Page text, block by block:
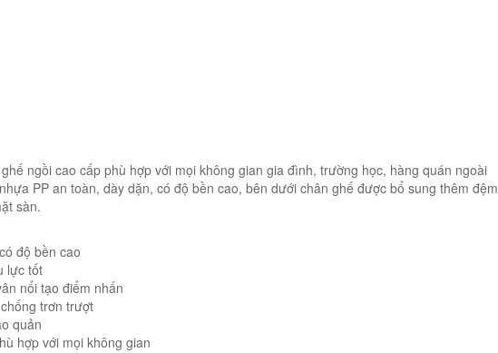
ngồi cao cấp phù hợp với mọi không gian gia đình, trường học, hàng quán ngoài
PP an toàn, dày dặn, có độ bền cao, bên dưới chân ghế được bổ sung thêm đệm
sàn.
độ bền cao
lực tốt
nổi tạo điểm nhấn
trơn trượt
quản
hợp với mọi không gian